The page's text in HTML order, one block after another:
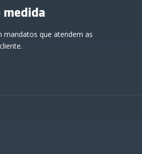
mandatos que atendem as